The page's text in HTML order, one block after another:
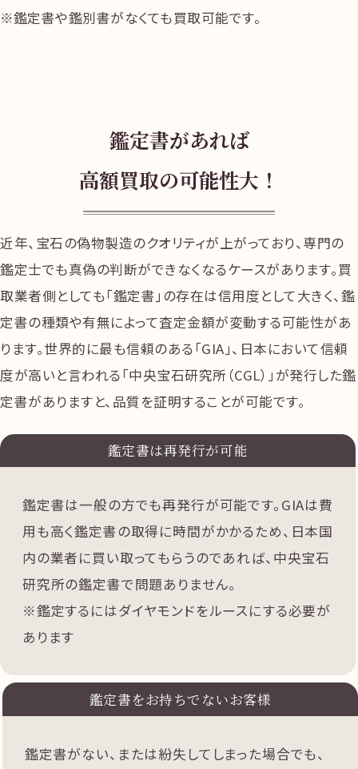
鑑定書や鑑別書がなくても買取可能です。
鑑定書があれば
高額買取の可能性大！
近年、宝石の偽物製造のクオリティが上がっており、専門の
鑑定士でも真偽の判断ができなくなるケースがあります。買
取業者側としても「鑑定書」の存在は信用度として大きく、鑑
定書の種類や有無によって査定金額が変動する可能性があ
ります。世界的に最も信頼のある「GIA」、日本において信頼
度が高いと言われる「中央宝石研究所（CGL）」が発行した鑑
定書がありますと、品質を証明することが可能です。
鑑定書は再発行が可能
鑑定書は一般の方でも再発行が可能です。GIAは費
用も高く鑑定書の取得に時間がかかるため、日本国
内の業者に買い取ってもらうのであれば、中央宝石
研究所の鑑定書で問題ありません。
※鑑定するにはダイヤモンドをルースにする必要が
あります
鑑定書をお持ちでないお客様
鑑定書がない、または紛失してしまった場合でも、